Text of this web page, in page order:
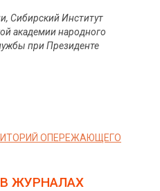
Сибирский Институт
академии народного
при Президенте
ОПЕРЕЖАЮЩЕГО
В ЖУРНАЛАХ